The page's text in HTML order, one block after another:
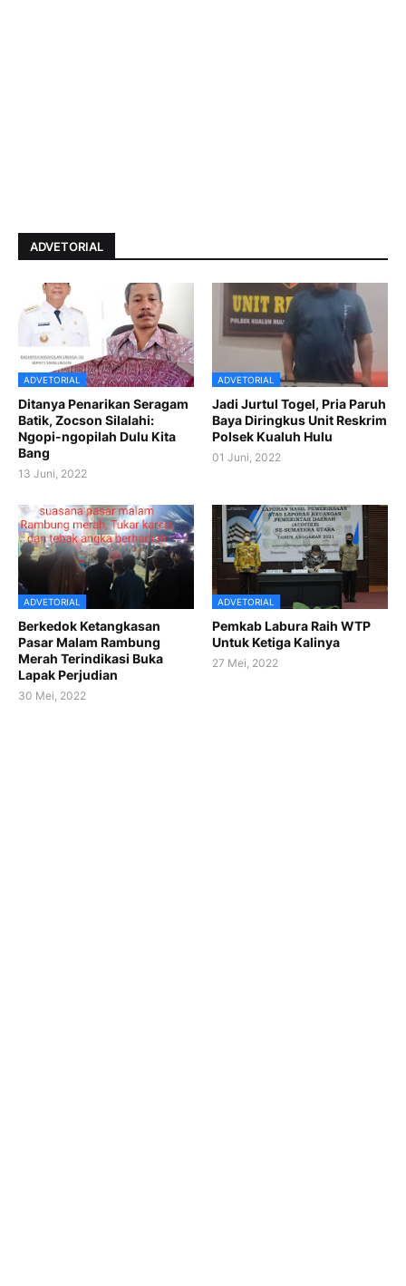
ADVETORIAL
ADVETORIAL
Ditanya Penarikan Seragam
Batik, Zocson Silalahi:
Ngopi-ngopilah Dulu Kita
Bang
13 Juni, 2022
ADVETORIAL
Jadi Jurtul Togel, Pria Paruh
Baya Diringkus Unit Reskrim
Polsek Kualuh Hulu
01 Juni, 2022
ADVETORIAL
Berkedok Ketangkasan
Pasar Malam Rambung
Merah Terindikasi Buka
Lapak Perjudian
30 Mei, 2022
ADVETORIAL
Pemkab Labura Raih WTP
Untuk Ketiga Kalinya
27 Mei, 2022